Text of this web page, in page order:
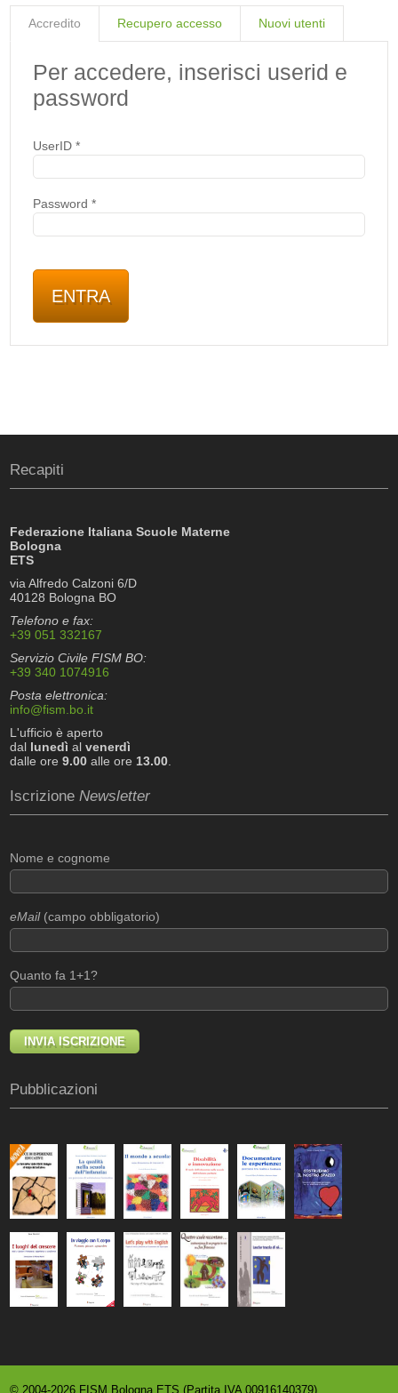
Accredito Recupero accesso Nuovi utenti
Per accedere, inserisci userid e
password
UserID*
Password*
Recapiti
Federazione Italiana Scuole Materne
Bologna
ETS
via Alfredo Calzoni 6/D
40128 Bologna BO
Telefono e fax:
+39 051 332167
Servizio Civile FISM BO:
+39 340 1074916
Posta elettronica:
info@fism.bo.it
L'ufficio è aperto
dal lunedì alvenerdì
dalle ore9.00 alle ore 13.00.
IscrizioneNewsletter
Nome e cognome
eMail(campo obbligatorio)
Quanto fa 1+1?
Pubblicazioni
© 2004-2026 FISM Bologna ETS (Partita IVA 00916140379)